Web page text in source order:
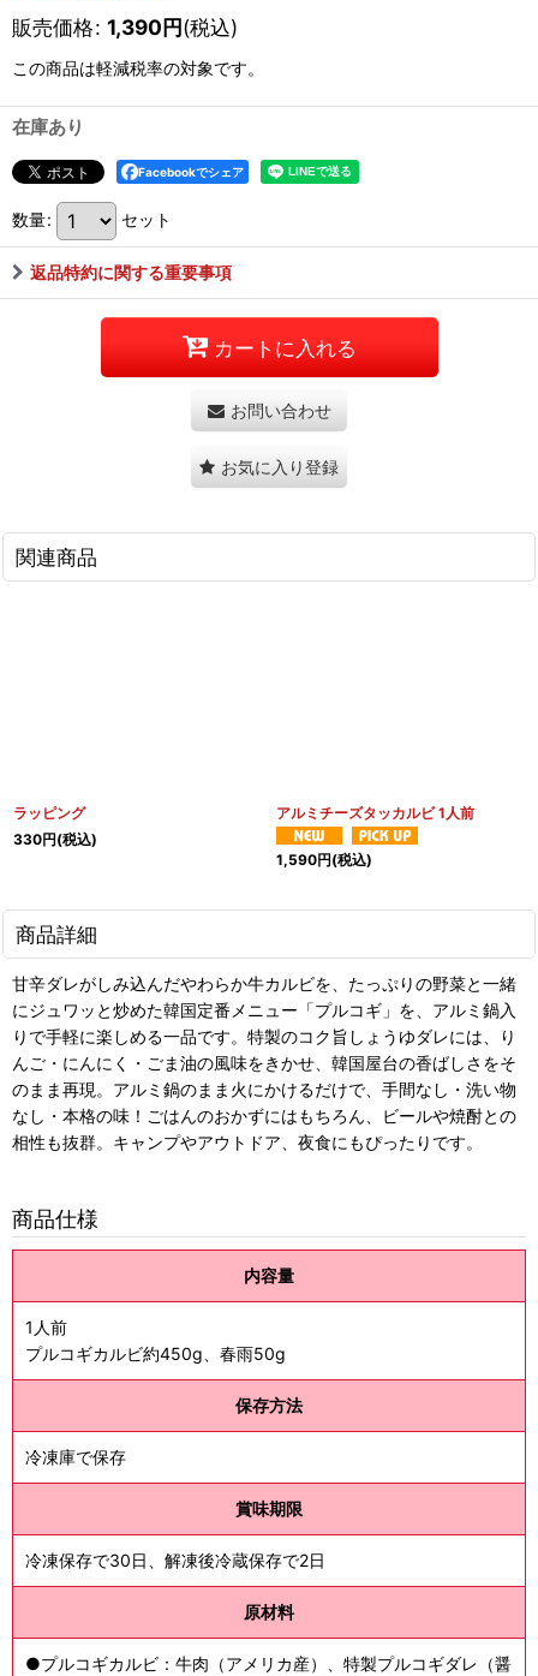
販売価格: 1,390円(税込)
この商品は軽減税率の対象です。
在庫あり
Facebookでシェア
数量: セット
返品特約に関する重要事項
カートに入れる
お問い合わせ
お気に入り登録
関連商品
ラッピング
330円(税込)
アルミチーズタッカルビ 1人前
1,590円(税込)
商品詳細
甘辛ダレがしみ込んだやわらか牛カルビを、たっぷりの野菜と一緒
にジュワッと炒めた韓国定番メニュー「プルコギ」を、アルミ鍋入
りで手軽に楽しめる一品です。特製のコク旨しょうゆダレには、り
んご・にんにく・ごま油の風味をきかせ、韓国屋台の香ばしさをそ
のまま再現。アルミ鍋のまま火にかけるだけで、手間なし・洗い物
なし・本格の味！ごはんのおかずにはもちろん、ビールや焼酎との
相性も抜群。キャンプやアウトドア、夜食にもぴったりです。
商品仕様
内容量
1人前
プルコギカルビ約450g、春雨50g
保存方法
冷凍庫で保存
賞味期限
冷凍保存で30日、解凍後冷蔵保存で2日
原材料
●プルコギカルビ：牛肉（アメリカ産）、特製プルコギダレ（醤